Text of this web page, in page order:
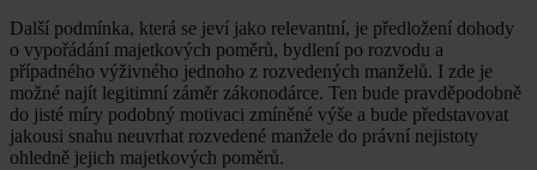
Další podmínka, která se jeví jako relevantní, je předložení dohody
o vypořádání majetkových poměrů, bydlení po rozvodu a
případného výživného jednoho z rozvedených manželů. I zde je
možné najít legitimní záměr zákonodárce. Ten bude pravděpodobně
do jisté míry podobný motivaci zmíněné výše a bude představovat
jakousi snahu neuvrhat rozvedené manžele do právní nejistoty
ohledně jejich majetkových poměrů.